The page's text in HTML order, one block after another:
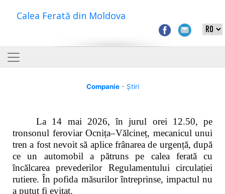
Calea Ferată din Moldova
Companie- Știri
La 14 mai 2026, în jurul orei 12.50, pe
tronsonul feroviar Ocnița–Vălcineț, mecanicul unui
tren a fost nevoit să aplice frânarea de urgență, după
ce un automobil a pătruns pe calea ferată cu
încălcarea prevederilor Regulamentului circulației
rutiere. În pofida măsurilor întreprinse, impactul nu
a putut fi evitat.